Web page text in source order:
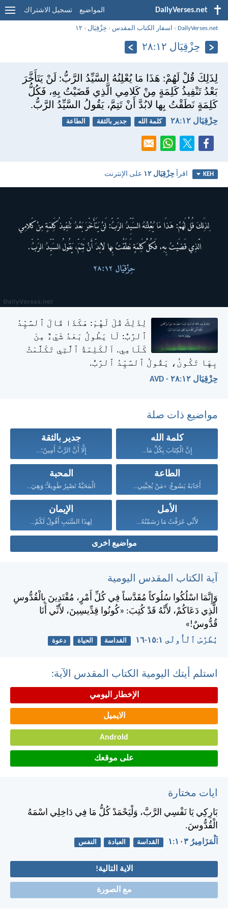
DailyVerses.net المواضيع تسجيل الاشتراك
DailyVerses.net
› اسفار الكتاب المقدس › حِزْقِيَال ›١٢
حِزْقِيَال ١٢:‏٢٨
لِذَلِكَ قُلْ لَهُمْ: هَذَا مَا يُعْلِنُهُ السَّيِّدُ الرَّبُّ: لَنْ يَتَأَخَّرَ
بَعْدُ تَنْفِيذُ كَلِمَةٍ مِنْ كَلامِي الَّذِي قَضَيْتُ بِهِ، فَكُلُّ
كَلِمَةٍ نَطَقْتُ بِها لابُدَّ أَنْ تَتِمَّ، يَقُولُ السَّيِّدُ الرَّبُّ.
حِزْقِيَال ١٢:‏٢٨ كلمة الله جدير بالثقة الطاعة
KEH اقرأحِزْقِيَال ١٢ على الإنترنت
لِذَلِكَ قُلْ لَهُمْ: هَكَذَا قَالَ ٱلسَّيِّدُ
ٱلرَّبُّ: لَا يَطُولُ بَعْدُ شَيْءٌ مِنْ
كَلَامِي. اَلْكَلِمَةُ ٱلَّتِي تَكَلَّمْتُ
بِهَا تَكُونُ، يَقُولُ ٱلسَّيِّدُ ٱلرَّبُّ.
حِزْقِيَال ١٢:‏٢٨ - AVD
مواضيع ذات صلة
كلمة الله
إِنَّ الْكِتَابَ بِكُلِّ مَا...
جدير بالثقة
إِلَّا أَنَّ الرَّبَّ أَمِينٌ؛...
الطاعة
أَجَابَهُ يَسُوعُ: «مَنْ يُحِبَّنِي...
المحبة
الْمَحَبَّةُ تَصْبِرُ طَوِيلاً؛ وَهِيَ...
الأمل
لأَنِّي عَرَفْتُ مَا رَسَمْتُهُ...
الإيمان
لِهذَا السَّبَبِ أَقُولُ لَكُمْ...
مواضيع اخرى
آية الكتاب المقدس اليومية
وَإِنَّمَا اسْلُكُوا سُلُوكاً مُقَدَّساً فِي كُلِّ أَمْرٍ، مُقْتَدِينَ بِالْقُدُّوسِ
الَّذِي دَعَاكُمْ، لأَنَّهُ قَدْ كُتِبَ: «كُونُوا قِدِّيسِينَ، لأَنِّي أَنَا
قُدُّوسٌ!»
بُطْرُسَ ٱلْأُولَى ١:‏١٥-‏١٦ القداسة الحياة دعوة
استلم أيتك اليومية الكتاب المقدس الآية:
الإخطار اليومي
الايميل
Android
على موقعك
ايات مختارة
بَارِكِي يَا نَفْسِي الرَّبَّ، وَلْيَحْمَدْ كُلُّ مَا فِي دَاخِلِي اسْمَهُ
الْقُدُّوسَ.
اَلْمَزَامِيرُ ١٠٣:‏١ القداسة العبادة النفس
الاية التالية!
مع الصورة